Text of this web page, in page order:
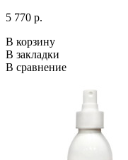
5 770 р.
В корзину
В закладки
В сравнение